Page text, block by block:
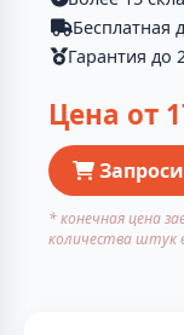
Бесплатная
Гарантия до
Цена от
* конечная цена
количества штук